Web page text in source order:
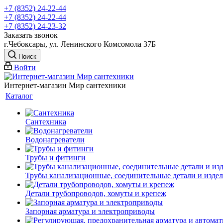
+7 (8352) 24-22-44
+7 (8352) 24-22-44
+7 (8352) 24-23-32
Заказать звонок
г.Чебоксары, ул. Ленинского Комсомола 37Б
Поиск
Войти
Интернет-магазин Мир сантехники
Каталог
Сантехника
Водонагреватели
Трубы и фитинги
Трубы канализационные, соединительные детали и
Детали трубопроводов, хомуты и крепеж
Запорная арматура и электроприводы